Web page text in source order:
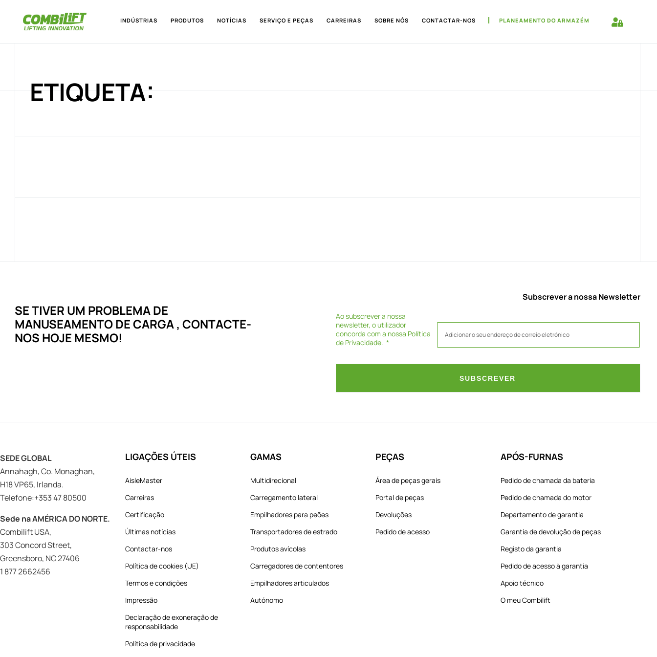
INDÚSTRIAS PRODUTOS NOTÍCIAS SERVIÇO E PEÇAS CARREIRAS SOBRE NÓS CONTACTAR-NOS PLANEAMENTO DO ARMAZÉM
ETIQUETA:
SE TIVER UM PROBLEMADE
MANUSEAMENTO DE CARGA, CONTACTE-
NOS HOJE MESMO!
Subscrever a nossa Newsletter
Ao subscrever a nossa
newsletter, o utilizador
concorda com a nossa Política
de Privacidade.
SUBSCREVER
SEDE GLOBAL
Annahagh, Co. Monaghan,
H18 VP65, Irlanda.
Telefone:+353 47 80500
Sede na AMÉRICA DO NORTE.
Combilift USA,
303 Concord Street,
Greensboro, NC 27406
1 877 2662456
LIGAÇÕES ÚTEIS
AisleMaster
Carreiras
Certificação
Últimas notícias
Contactar-nos
Política de cookies (UE)
Termos e condições
Impressão
Declaração de exoneração de
responsabilidade
Política de privacidade
GAMAS
Multidirecional
Carregamento lateral
Empilhadores para peões
Transportadores de estrado
Produtos avícolas
Carregadores de contentores
Empilhadores articulados
Autónomo
PEÇAS
Área de peças gerais
Portal de peças
Devoluções
Pedido de acesso
APÓS-FURNAS
Pedido de chamada da bateria
Pedido de chamada do motor
Departamento de garantia
Garantia de devolução de peças
Registo da garantia
Pedido de acesso à garantia
Apoio técnico
O meu Combilift